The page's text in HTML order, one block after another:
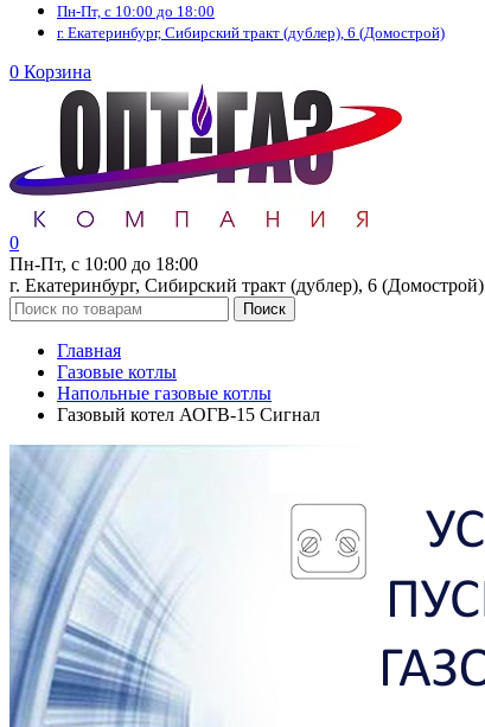
Пн-Пт, с 10:00 до 18:00
г. Екатеринбург, Сибирский тракт (дублер), 6 (Домострой)
0 Корзина
0
Пн-Пт, с 10:00 до 18:00
г. Екатеринбург, Сибирский тракт (дублер), 6 (Домострой)
Поиск
Главная
Газовые котлы
Напольные газовые котлы
Газовый котел АОГВ-15 Сигнал